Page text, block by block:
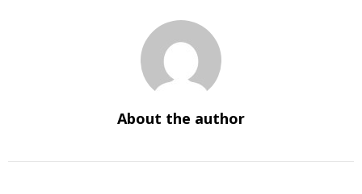
About the author